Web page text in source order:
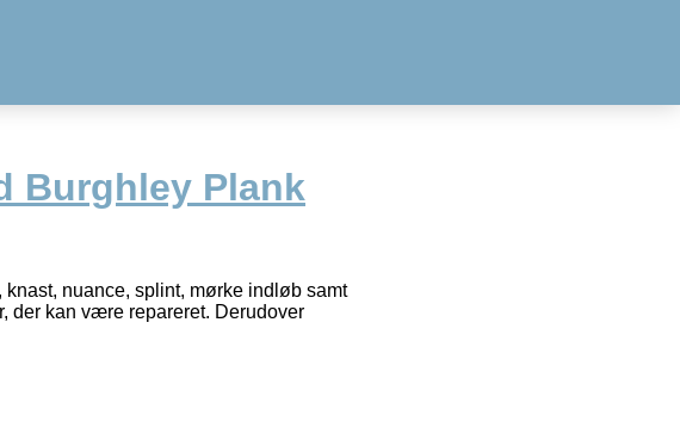
Burghley Plank
nuance, splint, mørke indløb samt
der kan være repareret. Derudover